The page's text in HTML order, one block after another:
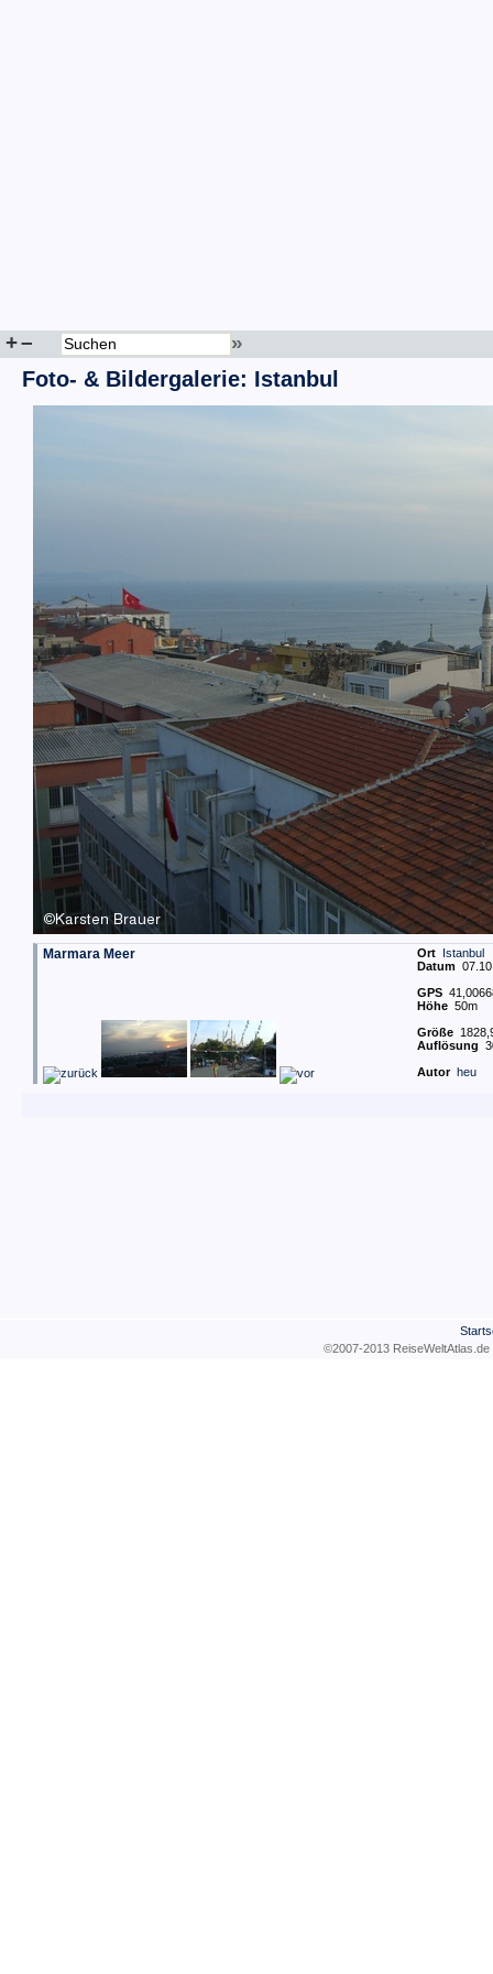
+– »
Foto- & Bildergalerie: Istanbul
Marmara Meer Ort Istanbul
Datum
GPS
Höhe 50m
Größe
Auflösung
Autor heu
©2007-2013